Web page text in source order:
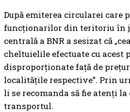
După emiterea circularei care
funcționarilor din teritoriu în
centrală a BNR a sesizat că
cheltuielile efectuate cu acest
disproporționate față de
localitățile respective”. Prin
li se recomanda să fie atenți
transportul.